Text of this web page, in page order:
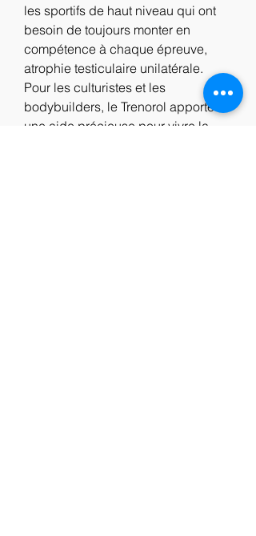
les sportifs de haut niveau qui ont
besoin de toujours monter en
compétence à chaque épreuve,
atrophie testiculaire unilatérale.
Pour les culturistes et les
bodybuilders, le Trenorol apporte
une aide précieuse pour vivre la